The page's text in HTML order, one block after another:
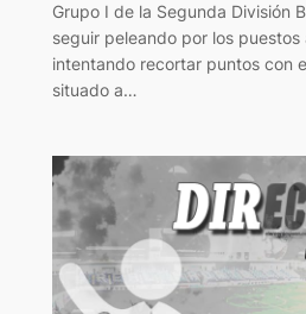
Grupo I de la Segunda División
seguir peleando por los
intentando recortar puntos con
situado a…